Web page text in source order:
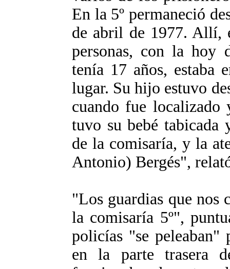
En la 5º permaneció
de abril de 1977. Allí,
personas, con la hoy
tenía 17 años, estaba
lugar. Su hijo estuvo
cuando fue localizado
tuvo su bebé tabicada
de la comisaría, y la
Antonio) Bergés",
"Los guardias que nos
la comisaría 5º",
policías "se peleaban"
en la parte trasera